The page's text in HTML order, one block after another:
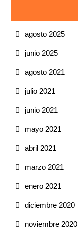
agosto 2025
junio 2025
agosto 2021
julio 2021
junio 2021
mayo 2021
abril 2021
marzo 2021
enero 2021
diciembre 2020
noviembre 2020